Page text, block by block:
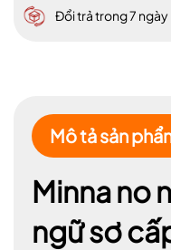
Đổi trả trong 7 ngày
Mô tả sản
Minna no
ngữ sơ